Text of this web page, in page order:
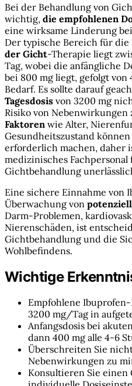
Bei der Behandlung von
wichtig, die empfohlenen
eine wirksame Linderung
Der typische Bereich für die
der Gicht-Therapie liegt
Tag, wobei die anfängliche
bei 800 mg liegt, gefolgt von
Bedarf. Es sollte darauf
Tagesdosis von 3200 mg
Risiko von
Faktoren wie Alter,
Gesundheitszustand
erforderlich machen, daher
medizinisches
Gichtbehandlung
Eine sichere Einnahme von
Überwachung von
Darm-Problemen,
Nierenschäden, ist
Gichtbehandlung und die
Wohlbefindens.
Wichtige
Empfohlene
3200 mg/Tag in
Anfangsdosis bei
dann 400 mg alle 4-6
Überschreiten Sie
Nebenwirkungen zu
Konsultieren Sie